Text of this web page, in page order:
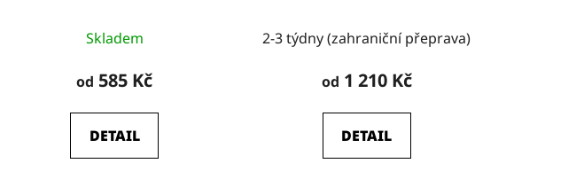
Skladem
od 585 Kč
DETAIL
2-3 týdny (zahraniční přeprava)
od 1 210 Kč
DETAIL